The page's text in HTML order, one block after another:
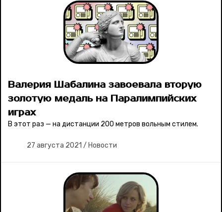
Валерия Шабалина завоевала вторую
золотую медаль на Паралимпийских
играх
В этот раз — на дистанции 200 метров вольным стилем.
27 августа 2021 / Новости